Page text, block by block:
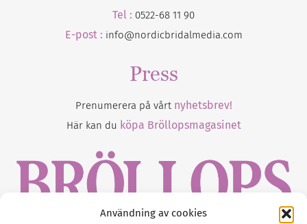
Användning av cookies
Tel : 0522-68 11 90
E-post : info@nordicbridalmedia.com
Press
Prenumerera på vårt nyhetsbrev!
Här kan du köpa Bröllopsmagasinet